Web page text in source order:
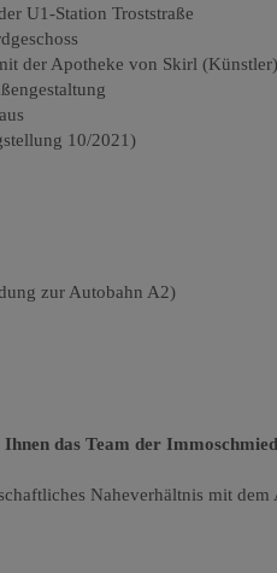
U1-Station Troststraße
der Apotheke von Skirl (Künstler)
10/2021)
zur Autobahn A2)
das Team der
Naheverhältnis mit